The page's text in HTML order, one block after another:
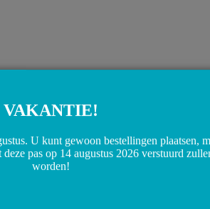
VAKANTIE!
U kunt gewoon bestellingen plaatsen,
pas op 14 augustus 2026 verstuurd
worden!